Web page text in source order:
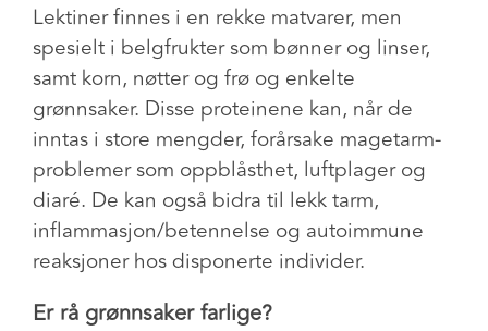
Lektiner finnes i en rekke matvarer, men
spesielt i belgfrukter som bønner og linser,
samt korn, nøtter og frø og enkelte
grønnsaker. Disse proteinene kan, når de
inntas i store mengder, forårsake magetarm-
problemer som oppblåsthet, luftplager og
diaré. De kan også bidra til lekk tarm,
inflammasjon/betennelse og autoimmune
reaksjoner hos disponerte individer.
Er rå grønnsaker farlige?